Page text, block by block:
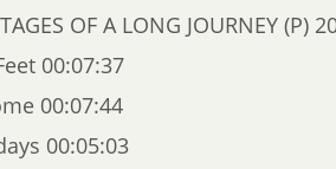
OF A LONG JOURNEY (P)
00:07:37
00:07:44
00:05:03